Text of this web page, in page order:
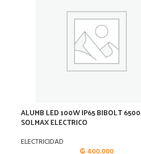
ALUMB LED 100W IP65 BIBOLT
SOLMAX ELECTRICO
ELECTRICIDAD